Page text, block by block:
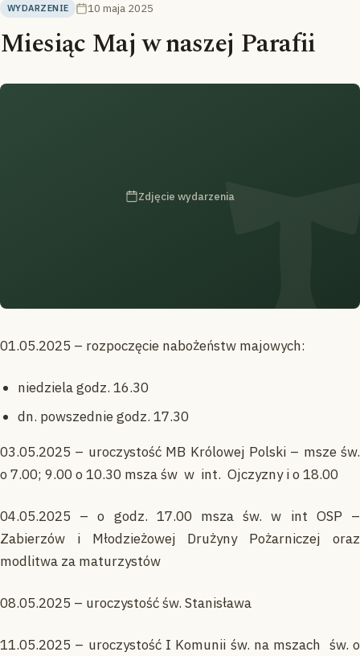
WYDARZENIE 10 maja 2025
Miesiąc Maj w naszej Parafii
Zdjęcie wydarzenia
01.05.2025 – rozpoczęcie nabożeństw majowych:
niedziela godz. 16.30
dn. powszednie godz. 17.30
03.05.2025 – uroczystość MB Królowej Polski – msze św.
o 7.00; 9.00 o 10.30 msza św w int. Ojczyzny i o 18.00
04.05.2025 – o godz. 17.00 msza św. w int OSP –
Zabierzów i Młodzieżowej Drużyny Pożarniczej oraz
modlitwa za maturzystów
08.05.2025 – uroczystość św. Stanisława
11.05.2025 – uroczystość I Komunii św. na mszach św. o